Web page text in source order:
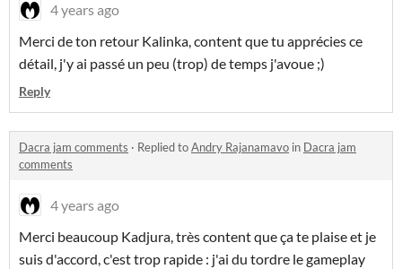
4 years ago
Merci de ton retour Kalinka, content que tu apprécies ce
détail, j'y ai passé un peu (trop) de temps j'avoue ;)
Reply
Dacra jam comments · Replied toAndry Rajanamavo in Dacra jam
comments
4 years ago
Merci beaucoup Kadjura, très content que ça te plaise et je
suis d'accord, c'est trop rapide : j'ai du tordre le gameplay